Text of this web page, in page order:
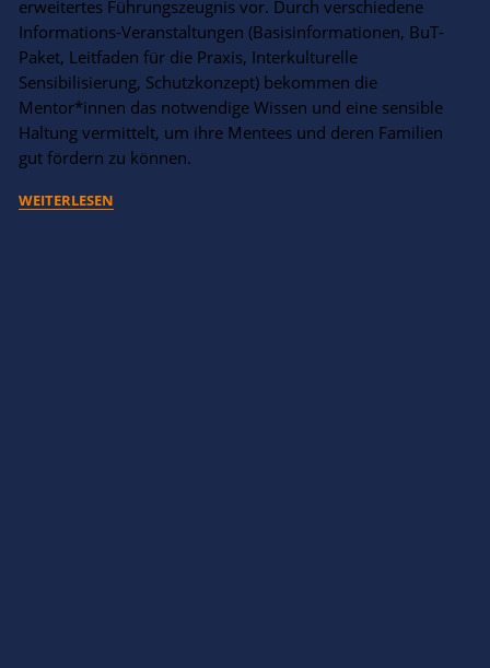
erweitertes Führungszeugnis vor. Durch verschiedene
Informations-Veranstaltungen (Basisinformationen, BuT-
Paket, Leitfaden für die Praxis, Interkulturelle
Sensibilisierung, Schutzkonzept) bekommen die
Mentor*innen das notwendige Wissen und eine sensible
Haltung vermittelt, um ihre Mentees und deren Familien
gut fördern zu können.
WEITERLESEN